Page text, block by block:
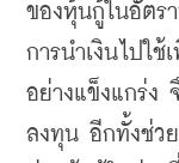
ของหุ้นกู้ในอัตร
การนำเงินไปใช้
อย่างแข็งแกร่ง
ลงทุน อีกทั้งช่ว